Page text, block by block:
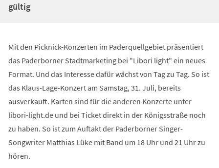
gültig
Mit den Picknick-Konzerten im Paderquellgebiet präsentiert
das Paderborner Stadtmarketing bei "Libori light" ein neues
Format. Und das Interesse dafür wächst von Tag zu Tag. So ist
das Klaus-Lage-Konzert am Samstag, 31. Juli, bereits
ausverkauft. Karten sind für die anderen Konzerte unter
libori-light.de und bei Ticket direkt in der Königsstraße noch
zu haben. So ist zum Auftakt der Paderborner Singer-
Songwriter Matthias Lüke mit Band um 18 Uhr und 21 Uhr zu
hören.